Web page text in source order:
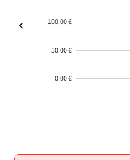
100.00 €
50.00 €
0.00 €
01-02